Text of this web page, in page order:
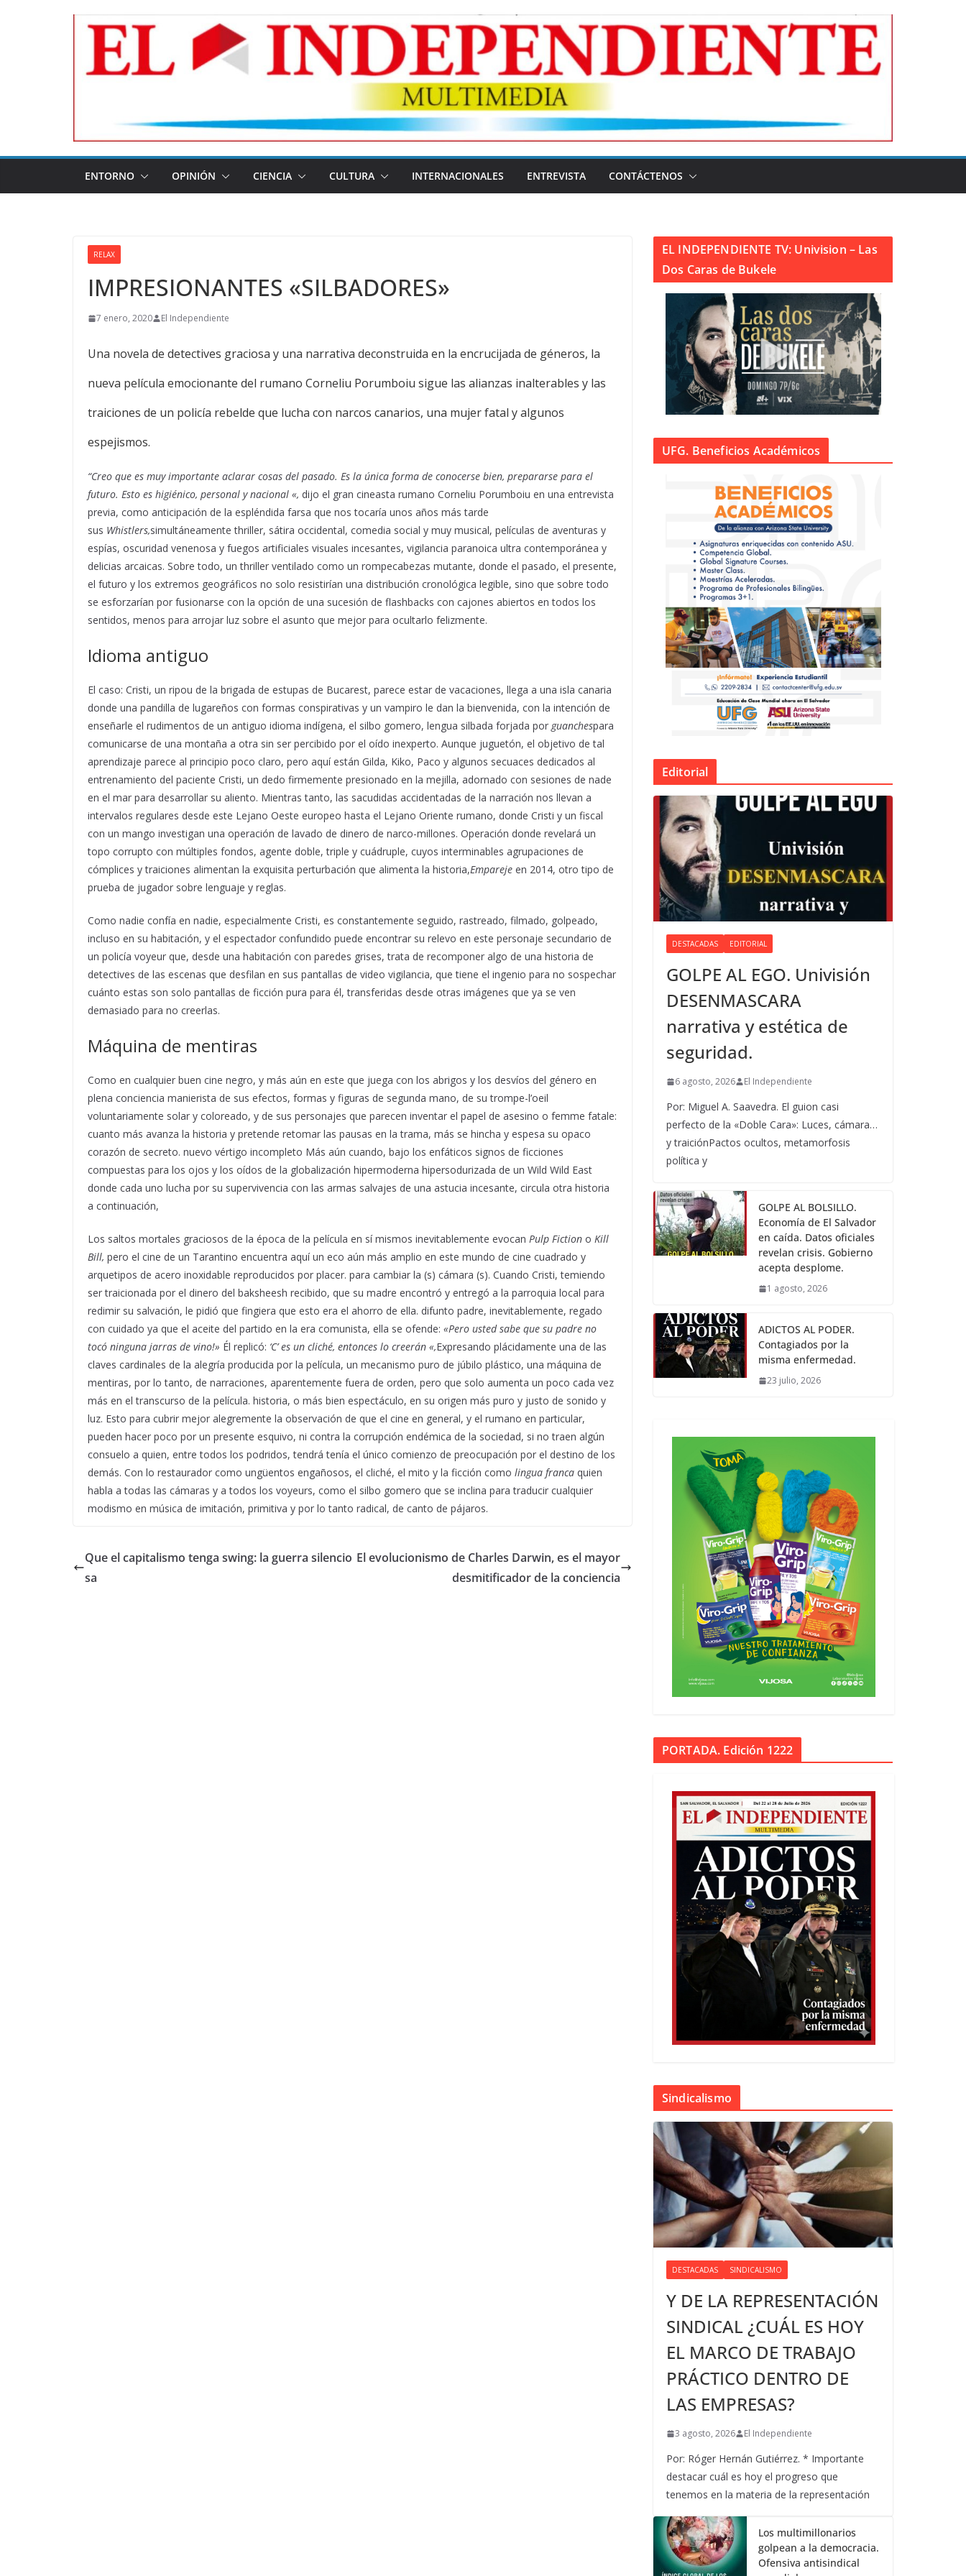
ENTORNO OPINIÓN CIENCIA CULTURA INTERNACIONALES ENTREVISTA CONTÁCTENOS
RELAX
IMPRESIONANTES «SILBADORES»
7 enero, 2020 El Independiente
Una novela de detectives graciosa y una narrativa deconstruida en la encrucijada de géneros, la
nueva película emocionante del rumano Corneliu Porumboiu sigue las alianzas inalterables y las
traiciones de un policía rebelde que lucha con narcos canarios, una mujer fatal y algunos
espejismos.
“Creo que es muy importante aclarar cosas del pasado. Es la única forma de conocerse bien, prepararse para el
futuro. Esto es higiénico, personal y nacional «, dijo el gran cineasta rumano Corneliu Porumboiu en una entrevista
previa, como anticipación de la espléndida farsa que nos tocaría unos años más tarde
sus Whistlers,simultáneamente thriller, sátira occidental, comedia social y muy musical, películas de aventuras y
espías, oscuridad venenosa y fuegos artificiales visuales incesantes, vigilancia paranoica ultra contemporánea y
delicias arcaicas. Sobre todo, un thriller ventilado como un rompecabezas mutante, donde el pasado, el presente,
el futuro y los extremos geográficos no solo resistirían una distribución cronológica legible, sino que sobre todo
se esforzarían por fusionarse con la opción de una sucesión de flashbacks con cajones abiertos en todos los
sentidos, menos para arrojar luz sobre el asunto que mejor para ocultarlo felizmente.
Idioma antiguo
El caso: Cristi, un ripou de la brigada de estupas de Bucarest, parece estar de vacaciones, llega a una isla canaria
donde una pandilla de lugareños con formas conspirativas y un vampiro le dan la bienvenida, con la intención de
enseñarle el rudimentos de un antiguo idioma indígena, el silbo gomero, lengua silbada forjada por guanchespara
comunicarse de una montaña a otra sin ser percibido por el oído inexperto. Aunque juguetón, el objetivo de tal
aprendizaje parece al principio poco claro, pero aquí están Gilda, Kiko, Paco y algunos secuaces dedicados al
entrenamiento del paciente Cristi, un dedo firmemente presionado en la mejilla, adornado con sesiones de nade
en el mar para desarrollar su aliento. Mientras tanto, las sacudidas accidentadas de la narración nos llevan a
intervalos regulares desde este Lejano Oeste europeo hasta el Lejano Oriente rumano, donde Cristi y un fiscal
con un mango investigan una operación de lavado de dinero de narco-millones. Operación donde revelará un
topo corrupto con múltiples fondos, agente doble, triple y cuádruple, cuyos interminables agrupaciones de
cómplices y traiciones alimentan la exquisita perturbación que alimenta la historia,Empareje en 2014, otro tipo de
prueba de jugador sobre lenguaje y reglas.
Como nadie confía en nadie, especialmente Cristi, es constantemente seguido, rastreado, filmado, golpeado,
incluso en su habitación, y el espectador confundido puede encontrar su relevo en este personaje secundario de
un policía voyeur que, desde una habitación con paredes grises, trata de recomponer algo de una historia de
detectives de las escenas que desfilan en sus pantallas de video vigilancia, que tiene el ingenio para no sospechar
cuánto estas son solo pantallas de ficción pura para él, transferidas desde otras imágenes que ya se ven
demasiado para no creerlas.
Máquina de mentiras
Como en cualquier buen cine negro, y más aún en este que juega con los abrigos y los desvíos del género en
plena conciencia manierista de sus efectos, formas y figuras de segunda mano, de su trompe-l’oeil
voluntariamente solar y coloreado, y de sus personajes que parecen inventar el papel de asesino o femme fatale:
cuanto más avanza la historia y pretende retomar las pausas en la trama, más se hincha y espesa su opaco
corazón de secreto. nuevo vértigo incompleto Más aún cuando, bajo los enfáticos signos de ficciones
compuestas para los ojos y los oídos de la globalización hipermoderna hipersodurizada de un Wild Wild East
donde cada uno lucha por su supervivencia con las armas salvajes de una astucia incesante, circula otra historia
a continuación,
Los saltos mortales graciosos de la época de la película en sí mismos inevitablemente evocan Pulp Fiction o Kill
Bill, pero el cine de un Tarantino encuentra aquí un eco aún más amplio en este mundo de cine cuadrado y
arquetipos de acero inoxidable reproducidos por placer. para cambiar la (s) cámara (s). Cuando Cristi, temiendo
ser traicionada por el dinero del baksheesh recibido, que su madre encontró y entregó a la parroquia local para
redimir su salvación, le pidió que fingiera que esto era el ahorro de ella. difunto padre, inevitablemente, regado
con cuidado ya que el aceite del partido en la era comunista, ella se ofende: «Pero usted sabe que su padre no
tocó ninguna jarras de vino!» Él replicó: ‘C’ es un cliché, entonces lo creerán «,Expresando plácidamente una de las
claves cardinales de la alegría producida por la película, un mecanismo puro de júbilo plástico, una máquina de
mentiras, por lo tanto, de narraciones, aparentemente fuera de orden, pero que solo aumenta un poco cada vez
más en el transcurso de la película. historia, o más bien espectáculo, en su origen más puro y justo de sonido y
luz. Esto para cubrir mejor alegremente la observación de que el cine en general, y el rumano en particular,
pueden hacer poco por un presente esquivo, ni contra la corrupción endémica de la sociedad, si no traen algún
consuelo a quien, entre todos los podridos, tendrá tenía el único comienzo de preocupación por el destino de los
demás. Con lo restaurador como ungüentos engañosos, el cliché, el mito y la ficción como lingua franca quien
habla a todas las cámaras y a todos los voyeurs, como el silbo gomero que se inclina para traducir cualquier
modismo en música de imitación, primitiva y por lo tanto radical, de canto de pájaros.
Que el capitalismo tenga swing: la guerra silencio
sa
El evolucionismo de Charles Darwin, es el mayor
desmitificador de la conciencia
EL INDEPENDIENTE TV: Univision – Las
Dos Caras de Bukele
UFG. Beneficios Académicos
Editorial
DESTACADAS EDITORIAL
GOLPE AL EGO. Univisión
DESENMASCARA
narrativa y estética de
seguridad.
6 agosto, 2026 El Independiente
Por: Miguel A. Saavedra. El guion casi
perfecto de la «Doble Cara»: Luces, cámara…
y traiciónPactos ocultos, metamorfosis
política y
GOLPE AL BOLSILLO.
Economía de El Salvador
en caída. Datos oficiales
revelan crisis. Gobierno
acepta desplome.
1 agosto, 2026
ADICTOS AL PODER.
Contagiados por la
misma enfermedad.
23 julio, 2026
PORTADA. Edición 1222
Sindicalismo
DESTACADAS SINDICALISMO
Y DE LA REPRESENTACIÓN
SINDICAL ¿CUÁL ES HOY
EL MARCO DE TRABAJO
PRÁCTICO DENTRO DE
LAS EMPRESAS?
3 agosto, 2026 El Independiente
Por: Róger Hernán Gutiérrez. * Importante
destacar cuál es hoy el progreso que
tenemos en la materia de la representación
Los multimillonarios
golpean a la democracia.
Ofensiva antisindical